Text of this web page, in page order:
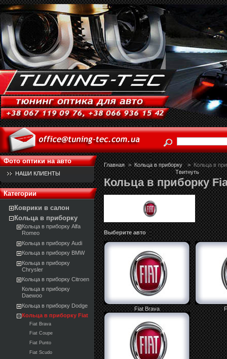
Фото оптики на авто
НАШИ КЛИЕНТЫ
Категории
Коврики в салон
Кольца в приборку
Кольца в приборку Alfa
Romeo
Кольца в приборку Audi
Кольца в приборку BMW
Кольца в приборку
Chrysler
Кольца в приборку Citroen
Кольца в приборку
Daewoo
Кольца в приборку Dodge
Кольца в приборку Fiat
Fiat Brava
Fiat Coupe
Fiat Punto
Fiat Scudo
Главная > Кольца в приборку > Кольца в
Твитнуть
Кольца в приборку
Выберите авто
Fiat Brava